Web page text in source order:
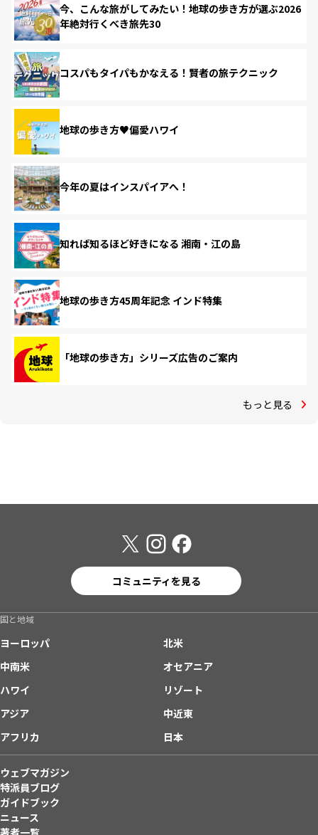
今、こんな旅がしてみたい！地球の歩き方が選ぶ2026
年絶対行くべき旅先30
コスパもタイパもかなえる！賢者の旅テクニック
地球の歩き方♥偏愛ハワイ
今年の夏はインスパイアへ！
知れば知るほど好きになる 湘南・江の島
地球の歩き方45周年記念 インド特集
「地球の歩き方」シリーズ広告のご案内
もっと見る
コミュニティを見る
国と地域
ヨーロッパ
北米
中南米
オセアニア
ハワイ
リゾート
アジア
中近東
アフリカ
日本
ウェブマガジン
特派員ブログ
ガイドブック
ニュース
著者一覧